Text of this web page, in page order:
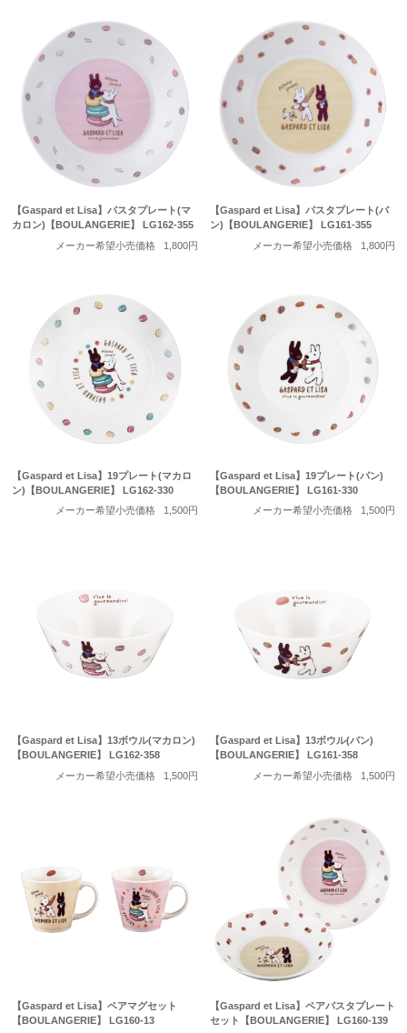
【Gaspard et Lisa】パスタプレート(マ
カロン)【BOULANGERIE】 LG162-355
メーカー希望小売価格
1,800円
【Gaspard et Lisa】パスタプレート(パ
ン)【BOULANGERIE】 LG161-355
メーカー希望小売価格
1,800円
【Gaspard et Lisa】19プレート(マカロ
ン)【BOULANGERIE】 LG162-330
メーカー希望小売価格
1,500円
【Gaspard et Lisa】19プレート(パン)
【BOULANGERIE】 LG161-330
メーカー希望小売価格
1,500円
【Gaspard et Lisa】13ボウル(マカロン)
【BOULANGERIE】 LG162-358
メーカー希望小売価格
1,500円
【Gaspard et Lisa】13ボウル(パン)
【BOULANGERIE】 LG161-358
メーカー希望小売価格
1,500円
【Gaspard et Lisa】ペアマグセット
【BOULANGERIE】 LG160-13
【Gaspard et Lisa】ペアパスタプレート
セット【BOULANGERIE】 LG160-139